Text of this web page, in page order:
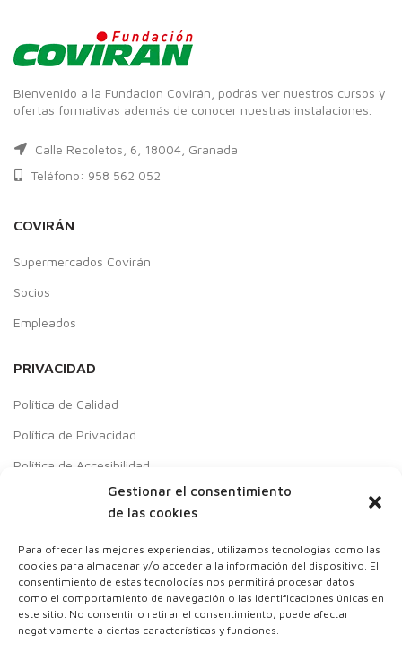
Gestionar el consentimiento
de las cookies
Para ofrecer las mejores experiencias, utilizamos tecnologías como las
cookies para almacenar y/o acceder a la información del dispositivo. El
consentimiento de estas tecnologías nos permitirá procesar datos
como el comportamiento de navegación o las identificaciones únicas en
este sitio. No consentir o retirar el consentimiento, puede afectar
negativamente a ciertas características y funciones.
Bienvenido a la Fundación Covirán, podrás ver nuestros cursos y
ofertas formativas además de conocer nuestras instalaciones.
Calle Recoletos, 6, 18004, Granada
Teléfono: 958 562 052
COVIRÁN
Supermercados Covirán
Socios
Empleados
PRIVACIDAD
Política de Calidad
Política de Privacidad
Política de Accesibilidad
Contacto
Responsabilidad Social Empresarial
Colaboraciones con: